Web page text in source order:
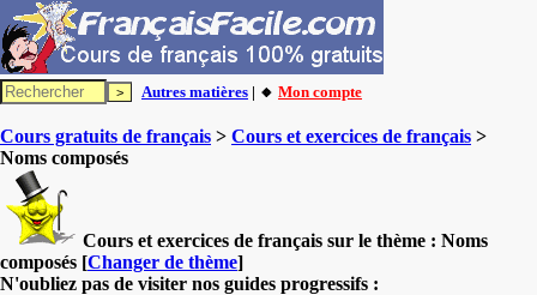
Autres matières | 🔸 Mon compte
Cours gratuits de français > Cours et exercices de français >
Noms composés
Cours et exercices de français sur le thème : Noms
composés [Changer de thème]
N'oubliez pas de visiter nos guides progressifs :